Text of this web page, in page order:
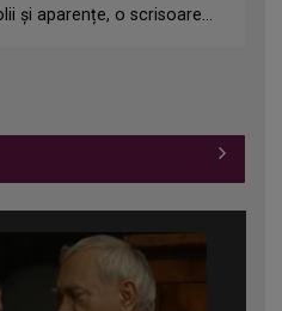
și aparențe, o scrisoare...